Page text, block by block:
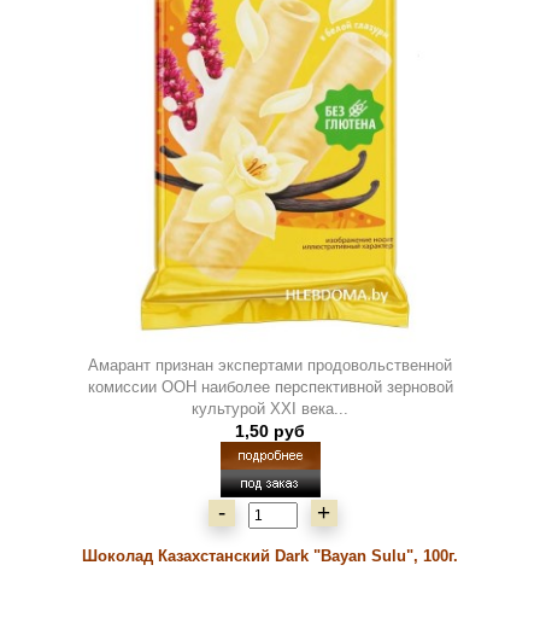
Амарант признан экспертами продовольственной
комиссии ООН наиболее перспективной зерновой
культурой XXI века...
1,50 руб
- +
Шоколад Казахстанский Dark "Bayan Sulu", 100г.